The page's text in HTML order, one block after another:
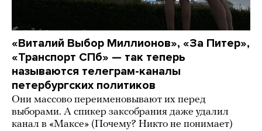
«Виталий Выбор Миллионов», «За Питер»,
«Транспорт СПб» — так теперь
называются телеграм-каналы
петербургских политиков
Они массово переименовывают их перед
выборами. А спикер заксобрания даже удалил
канал в «Максе» (Почему? Никто не понимает)